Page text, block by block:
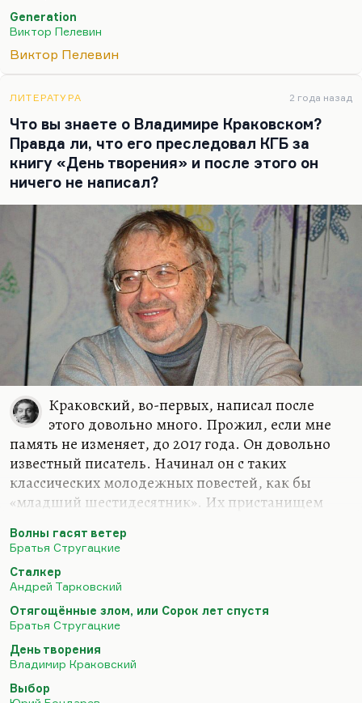
Потом, видите, какая вещь? Это трудно
сформулировать. Мне кажется, что почти вся
литература второй половины 90-х годов
благодаря путинскому режиму. Мы узнали о себе
слишком много ужасного. Мы обнулились так
же, как обнулилась литература Серебряного века
в 1917 году. А что там от нее осталось? Остались от
нее «Человек из ресторана»…
Generation
Виктор Пелевин
Виктор Пелевин
ЛИТЕРАТУРА 2 года назад
Что вы знаете о Владимире Краковском?
Правда ли, что его преследовал КГБ за
книгу «День творения» и после этого он
ничего не написал?
Краковский, во-первых, написал после
этого довольно много. Прожил, если мне
память не изменяет, до 2017 года. Он довольно
известный писатель. Начинал он с таких
классических молодежных повестей, как бы
«младший шестидесятник». Их пристанищем
аксеновские традиции, но уже без Аксенова. У
Краковского была экранизированная,
молодежная, очень стебная повесть «Какая у вас
улыбка». Было несколько повестей для научной
молодежи. Потом он написал «День творения» –
роман, который не столько за крамолу, сколько за
формальную изощренность получил звездюлей в
советской прессе. Но очень быстро настала
Перестройка. Краковский во Владимире жил,…
Волны гасят ветер
Братья Стругацкие
Сталкер
Андрей Тарковский
Отягощённые злом, или Сорок лет спустя
Братья Стругацкие
День творения
Владимир Краковский
Выбор